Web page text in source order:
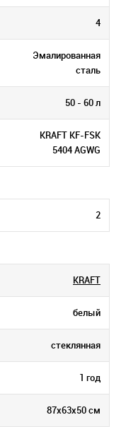
4
Эмалированная
сталь
50 - 60 л
KRAFT KF-FSK
5404 AGWG
2
KRAFT
белый
стеклянная
1 год
87х63х50 см